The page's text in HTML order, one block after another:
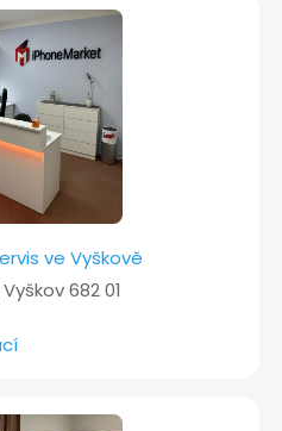
ve Vyškově
682 01